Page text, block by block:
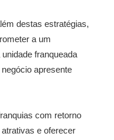
destas estratégias,
a um
franqueada
apresente
com retorno
e oferecer